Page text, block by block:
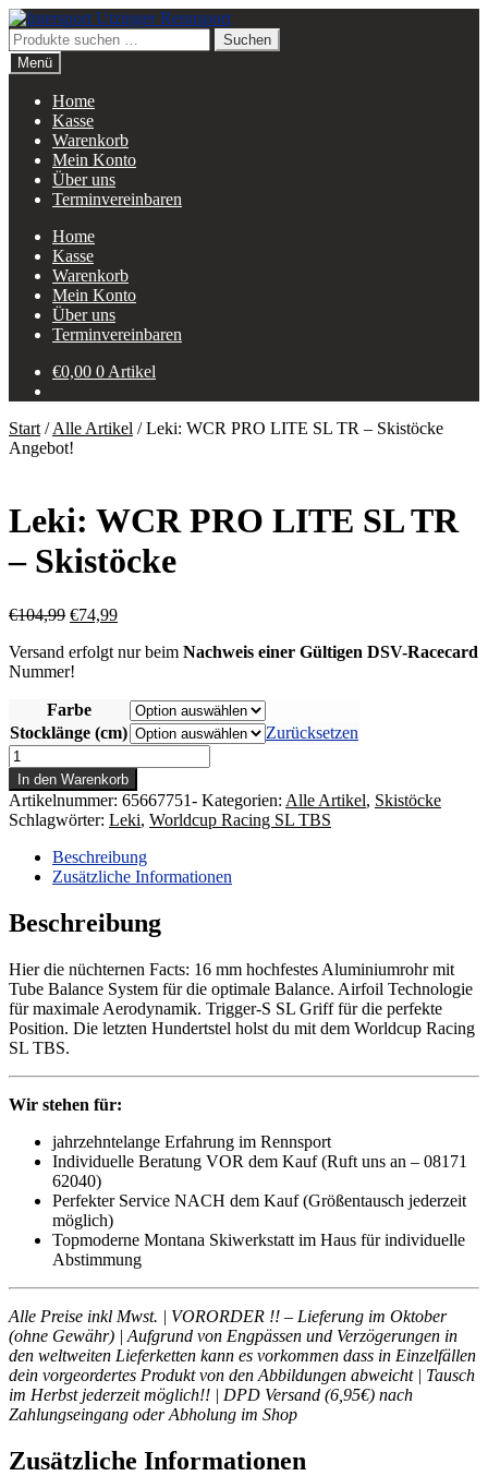
Zur
Navigation
springen
Zum
Inhalt
springen
Suchen
nach:
Suchen
Menü
Home
Kasse
Warenkorb
Mein Konto
Über uns
Terminvereinbaren
Home
Kasse
Warenkorb
Mein Konto
Über uns
Terminvereinbaren
€0,00 0 Artikel
Start /Alle Artikel /Leki: WCR PRO LITE SL TR – Skistöcke
Angebot!
Leki: WCR PRO LITE SL TR
– Skistöcke
€104,99 Ursprünglicher
war:
€104,99
€74,99Aktueller
ist:
Versand erfolgt nur beim Nachweis einer Gültigen DSV-Racecard
Nummer!
Farbe
Stocklänge (cm)
Zurücksetzen
Leki:
WCR
PRO
LITE
SL
Skistöcke
Menge
In den Warenkorb
Artikelnummer: 65667751- Kategorien: Alle Artikel, Skistöcke
Schlagwörter: Leki, Worldcup Racing SL TBS
Beschreibung
Zusätzliche Informationen
Beschreibung
Hier die nüchternen Facts: 16 mm hochfestes Aluminiumrohr mit
Tube Balance System für die optimale Balance. Airfoil Technologie
für maximale Aerodynamik. Trigger-S SL Griff für die perfekte
Position. Die letzten Hundertstel holst du mit dem Worldcup Racing
SL TBS.
Wir stehen für:
jahrzehntelange Erfahrung im Rennsport
Individuelle Beratung VOR dem Kauf (Ruft uns an – 08171
62040)
Perfekter Service NACH dem Kauf (Größentausch jederzeit
möglich)
Topmoderne Montana Skiwerkstatt im Haus für individuelle
Abstimmung
Alle Preise inkl Mwst. | VORORDER !! – Lieferung im Oktober
(ohne Gewähr) | Aufgrund von Engpässen und Verzögerungen in
den weltweiten Lieferketten kann es vorkommen dass in Einzelfällen
dein vorgeordertes Produkt von den Abbildungen abweicht | Tausch
im Herbst jederzeit möglich!! | DPD Versand (6,95€) nach
Zahlungseingang oder Abholung im Shop
Zusätzliche Informationen